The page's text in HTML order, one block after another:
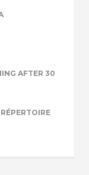
AFTER 30